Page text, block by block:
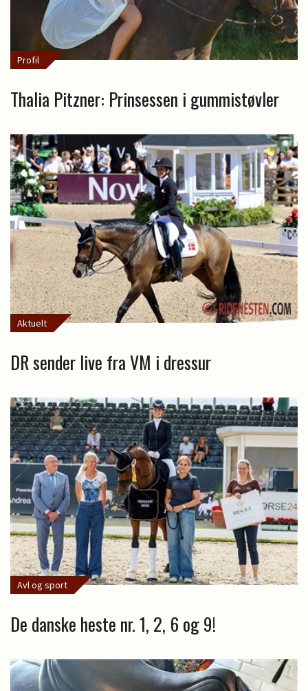
Profil
Thalia Pitzner: Prinsessen i gummistøvler
Aktuelt
DR sender live fra VM i dressur
Avl og sport
De danske heste nr. 1, 2, 6 og 9!